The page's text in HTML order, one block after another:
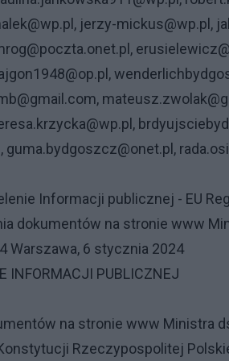
jerzy-mickus@wp.pl,
Informacji publicznej - EU
na stronie www
Warszawa, 6 stycznia 2024
INFORMACJI PUBLICZNEJ
na stronie www Ministra
Rzeczypospolitej